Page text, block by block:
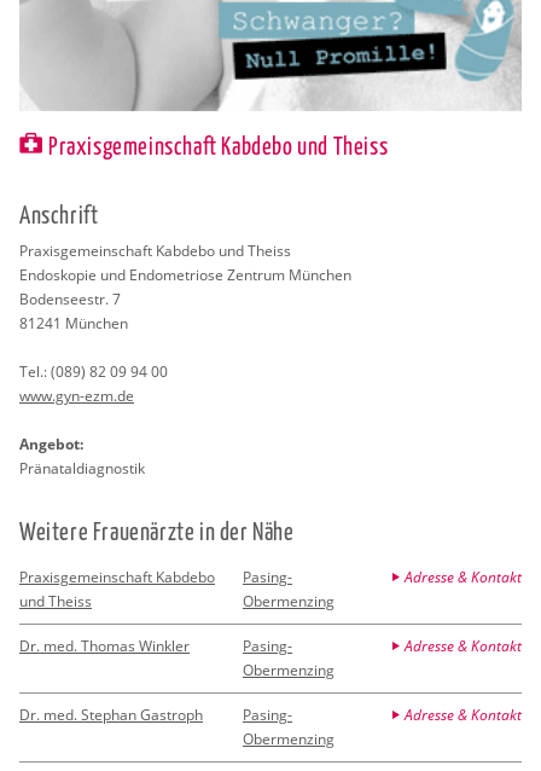
Praxisgemeinschaft Kabdebo und Theiss
An­schrift
Pra­xis­ge­mein­schaft Kab­de­bo und Theiss
En­do­sko­pie und En­do­me­trio­se Zen­trum Mün­chen
Bo­den­see­str. 7
81241 Mün­chen
Tel.:(089) 82 09 94 00
www.​gyn-​ezm.​de
An­ge­bot:
Prä­na­tal­dia­gnos­tik
Wei­te­re Frau­en­ärz­te in der Nähe
Praxisgemeinschaft Kabdebo
und Theiss
Pasing-
Obermenzing
Adresse & Kontakt
Dr. med. Thomas Winkler
Pasing-
Obermenzing
Adresse & Kontakt
Dr. med. Stephan Gastroph
Pasing-
Obermenzing
Adresse & Kontakt